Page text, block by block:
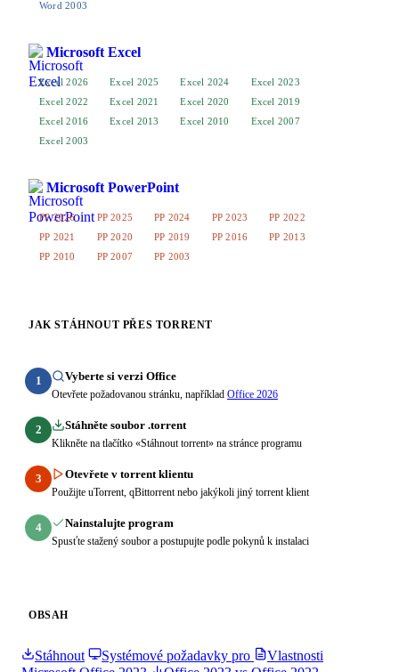
Word 2003
Microsoft Excel
Excel 2026 Excel 2025 Excel 2024
Excel 2023
Excel 2022
Excel 2021 Excel 2020
Excel 2019
Excel 2016
Excel 2013 Excel 2010
Excel 2007
Excel 2003
Microsoft PowerPoint
PP 2026 PP 2025 PP 2024 PP 2023
PP 2022
PP 2021
PP 2020 PP 2019 PP 2016
PP 2013
PP 2010
PP 2007 PP 2003
JAK STÁHNOUT PŘES TORRENT
1 Vyberte si verzi Office
Otevřete požadovanou stránku, například Office 2026
2 Stáhněte soubor .torrent
Klikněte na tlačítko «Stáhnout torrent» na stránce programu
3 Otevřete v torrent klientu
Použijte uTorrent, qBittorrent nebo jakýkoli jiný torrent klient
4 Nainstalujte program
Spusťte stažený soubor a postupujte podle pokynů k instalaci
OBSAH
Stáhnout Systémové požadavky pro
Vlastnosti